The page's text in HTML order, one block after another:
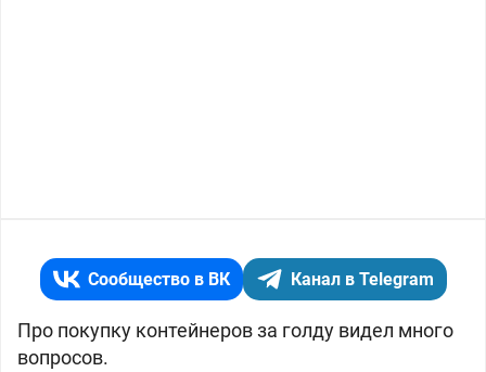
Сообщество в ВК Канал в Telegram
Про покупку контейнеров за голду видел много
вопросов.